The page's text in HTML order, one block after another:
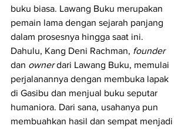
buku biasa. Lawang Buku merupakan
pemain lama dengan sejarah panjang
dalam prosesnya hingga saat ini.
Dahulu, Kang Deni Rachman, founder
dan owner dari Lawang Buku, memulai
perjalanannya dengan membuka lapak
di Gasibu dan menjual buku seputar
humaniora. Dari sana, usahanya pun
membuahkan hasil dan sempat menjadi